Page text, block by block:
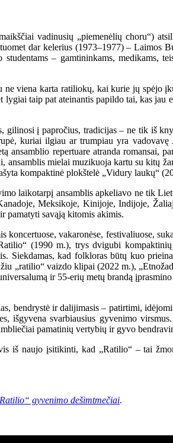
vadinusių „piemenėlių choru“)
dar kelerius (1973–1977) – Laimos
– gamtininkams, medikams,
viena karta ratiliokų, kai kurie jų spėjo
taip pat ateinantis papildo tai, kas
į papročius, tradicijas – ne tik iš
kuriai ilgiau ar trumpiau yra
repertuare atranda romansai,
ansamblis mielai muzikuoja kartu su kitų
kompaktinė plokštelė „Vidury laukų“
laikotarpį ansamblis apkeliavo ne tik
Meksikoje, Kinijoje, Indijoje,
pamatyti savąją kitomis akimis.
vakaronėse, festivaliuose,
(1990 m.), trys dvigubi
Siekdamas, kad folkloras būtų kuo
„ratilio“ vaizdo klipai (2022 m.),
ir 55-erių metų brandą
bendrystė ir dalijimasis – patirtimi,
išgyvena svarbiausius gyvenimo
pamatinių vertybių ir gyvo
naujo įsitikinti, kad „Ratilio“ – tai
gyvenimo dešimtmečiai.